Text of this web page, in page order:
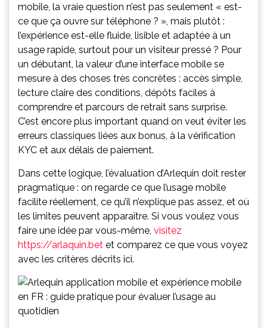
mobile, la vraie question n’est pas seulement « est-
ce que ça ouvre sur téléphone ? », mais plutôt :
l’expérience est-elle fluide, lisible et adaptée à un
usage rapide, surtout pour un visiteur pressé ? Pour
un débutant, la valeur d’une interface mobile se
mesure à des choses très concrètes : accès simple,
lecture claire des conditions, dépôts faciles à
comprendre et parcours de retrait sans surprise.
C’est encore plus important quand on veut éviter les
erreurs classiques liées aux bonus, à la vérification
KYC et aux délais de paiement.
Dans cette logique, l’évaluation d’Arlequin doit rester
pragmatique : on regarde ce que l’usage mobile
facilite réellement, ce qu’il n’explique pas assez, et où
les limites peuvent apparaître. Si vous voulez vous
faire une idée par vous-même, visitez
https://arlaquin.bet et comparez ce que vous voyez
avec les critères décrits ici.